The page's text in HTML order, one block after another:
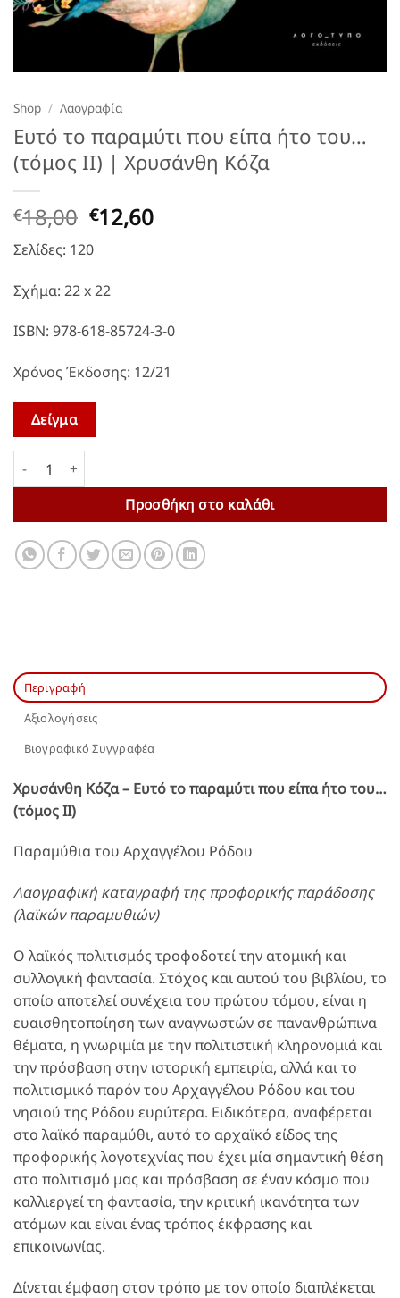
Shop / Λαογραφία
Ευτό το παραμύτι που είπα ήτο του…
(τόμος ΙΙ) | Χρυσάνθη Κόζα
€18,00 Original
price
was:
€18,00.
€12,60Η
Σελίδες: 120
Σχήμα: 22 x 22
ISBN: 978-618-85724-3-0
Χρόνος Έκδοσης: 12/21
Δείγμα
Ευτό το παραμύτι που είπα ήτο του… (τόμος ΙΙ) | Χρυσάνθη
Προσθήκη στο καλάθι
Περιγραφή
Αξιολογήσεις
Βιογραφικό Συγγραφέα
Χρυσάνθη Κόζα – Ευτό το παραμύτι που είπα ήτο του…
(τόμος ΙΙ)
Παραμύθια του Αρχαγγέλου Ρόδου
Λαογραφική καταγραφή της προφορικής παράδοσης
(λαϊκών παραμυθιών)
Ο λαϊκός πολιτισμός τροφοδοτεί την ατομική και
συλλογική φαντασία. Στόχος και αυτού του βιβλίου, το
οποίο αποτελεί συνέχεια του πρώτου τόμου, είναι η
ευαισθητοποίηση των αναγνωστών σε πανανθρώπινα
θέματα, η γνωριμία με την πολιτιστική κληρονομιά και
την πρόσβαση στην ιστορική εμπειρία, αλλά και το
πολιτισμικό παρόν του Αρχαγγέλου Ρόδου και του
νησιού της Ρόδου ευρύτερα. Ειδικότερα, αναφέρεται
στο λαϊκό παραμύθι, αυτό το αρχαϊκό είδος της
προφορικής λογοτεχνίας που έχει μία σημαντική θέση
στο πολιτισμό μας και πρόσβαση σε έναν κόσμο που
καλλιεργεί τη φαντασία, την κριτική ικανότητα των
ατόμων και είναι ένας τρόπος έκφρασης και
επικοινωνίας.
Δίνεται έμφαση στον τρόπο με τον οποίο διαπλέκεται